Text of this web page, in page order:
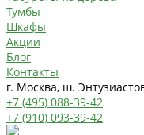
Тумбы
Шкафы
Акции
Блог
Контакты
г. Москва, ш.
+7 (495) 088-39-42
+7 (910) 093-39-42